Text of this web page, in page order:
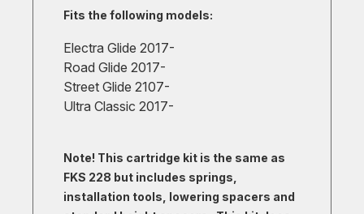
Fits the following models:
Electra Glide 2017-
Road Glide 2017-
Street Glide 2107-
Ultra Classic 2017-
Note! This cartridge kit is the same as
FKS 228 but includes springs,
installation tools, lowering spacers and